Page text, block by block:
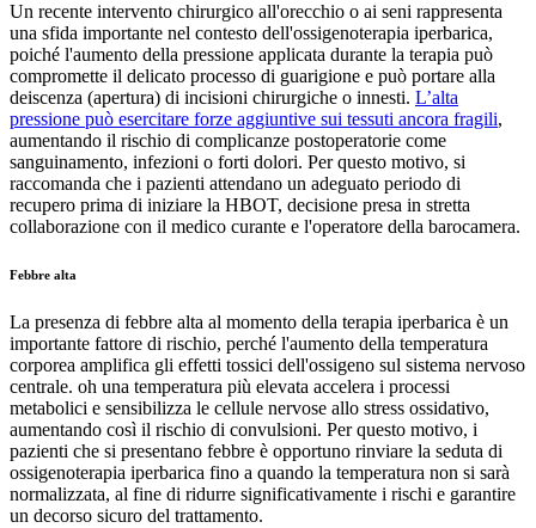
Un recente intervento chirurgico all'orecchio o ai seni rappresenta
una sfida importante nel contesto dell'ossigenoterapia iperbarica,
poiché l'aumento della pressione applicata durante la terapia può
compromette il delicato processo di guarigione e può portare alla
deiscenza (apertura) di incisioni chirurgiche o innesti. L’alta
pressione può esercitare forze aggiuntive sui tessuti ancora fragili,
aumentando il rischio di complicanze postoperatorie come
sanguinamento, infezioni o forti dolori. Per questo motivo, si
raccomanda che i pazienti attendano un adeguato periodo di
recupero prima di iniziare la HBOT, decisione presa in stretta
collaborazione con il medico curante e l'operatore della barocamera.
Febbre alta
La presenza di febbre alta al momento della terapia iperbarica è un
importante fattore di rischio, perché l'aumento della temperatura
corporea amplifica gli effetti tossici dell'ossigeno sul sistema nervoso
centrale. oh una temperatura più elevata accelera i processi
metabolici e sensibilizza le cellule nervose allo stress ossidativo,
aumentando così il rischio di convulsioni. Per questo motivo, i
pazienti che si presentano febbre è opportuno rinviare la seduta di
ossigenoterapia iperbarica fino a quando la temperatura non si sarà
normalizzata, al fine di ridurre significativamente i rischi e garantire
un decorso sicuro del trattamento.